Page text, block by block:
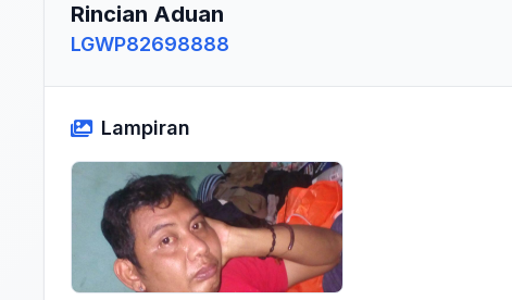
Rincian Aduan
LGWP82698888
Lampiran